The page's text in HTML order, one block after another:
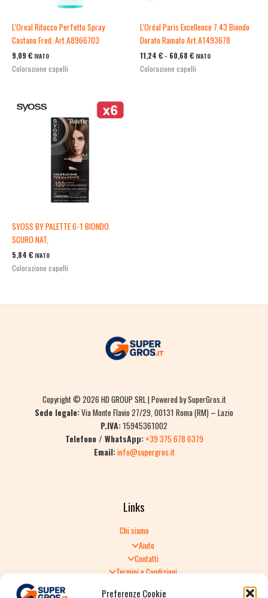
Preferenze Cookie
L’Oreal Ritocco Perfetto Spray
Castano Fred. Art.A8966703
9,09 € IVATO
Colorazione capelli
L’Oréal Paris Excellence 7.43 Biondo
Dorato Ramato Art.A1493678
11,24 € - 60,68 € IVATO
Colorazione capelli
SYOSS BY PALETTE 6-1 BIONDO
SCURO NAT,
5,84 € IVATO
Colorazione capelli
Copyright © 2026 HD GROUP SRL | Powered by SuperGros.it
Sede legale:Via Monte Flavio 27/29, 00131 Roma (RM) – Lazio
P.IVA:15945361002
Telefono / WhatsApp: +39 375 678 6379
Email:info@supergros.it
Links
Chi siamo
Aiuto
Contatti
Termini e Condizioni